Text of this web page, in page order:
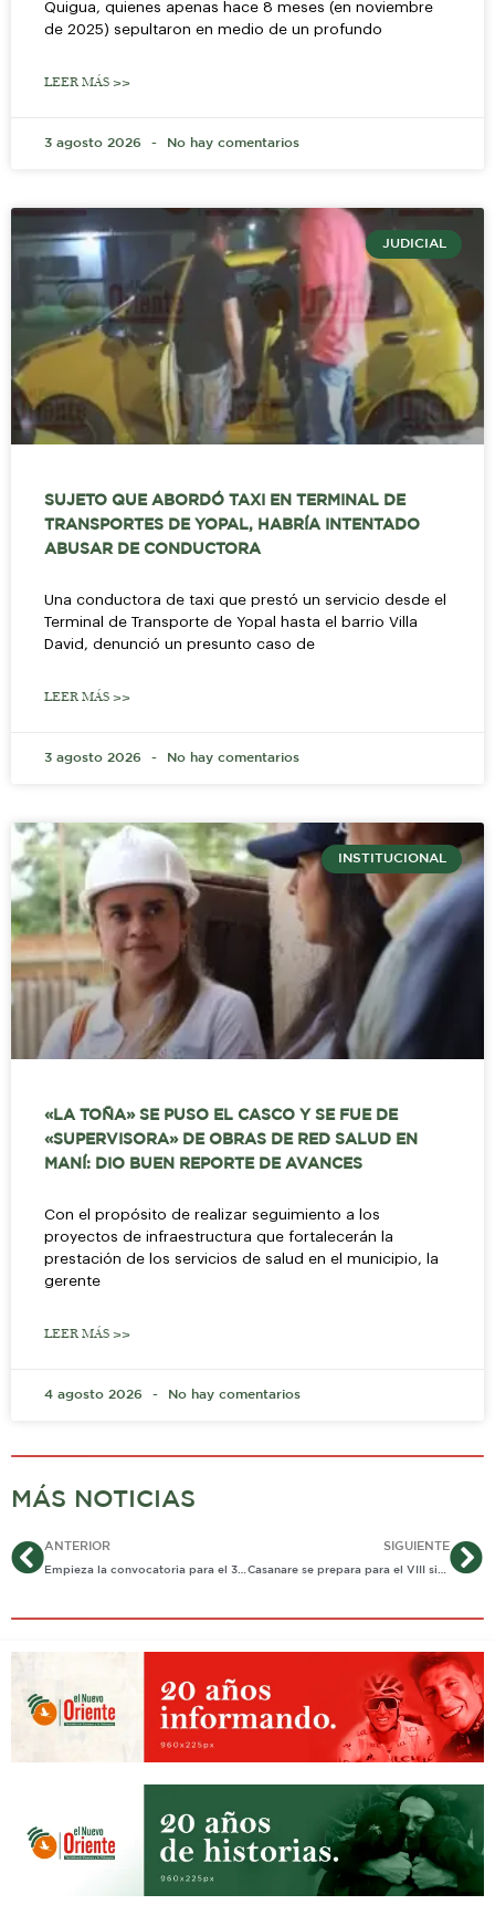
Quigua, quienes apenas hace 8 meses (en noviembre
de 2025) sepultaron en medio de un profundo
LEER MÁS >>
3 agosto 2026 No hay comentarios
JUDICIAL
SUJETO QUE ABORDÓ TAXI EN TERMINAL DE
TRANSPORTES DE YOPAL, HABRÍA INTENTADO
ABUSAR DE CONDUCTORA
Una conductora de taxi que prestó un servicio desde el
Terminal de Transporte de Yopal hasta el barrio Villa
David, denunció un presunto caso de
LEER MÁS >>
3 agosto 2026 No hay comentarios
INSTITUCIONAL
«LA TOÑA» SE PUSO EL CASCO Y SE FUE DE
«SUPERVISORA» DE OBRAS DE RED SALUD EN
MANÍ: DIO BUEN REPORTE DE AVANCES
Con el propósito de realizar seguimiento a los
proyectos de infraestructura que fortalecerán la
prestación de los servicios de salud en el municipio, la
gerente
LEER MÁS >>
4 agosto 2026 No hay comentarios
MÁS NOTICIAS
AntANTERIOR
Empieza la convocatoria para el 32° Premio Cafam a la Mujer
SIGUIENTE
Casanare se prepara para el VIII simulacro nacional